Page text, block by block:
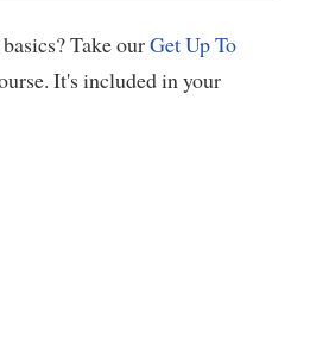
Take ourGet Up To
It's included in your